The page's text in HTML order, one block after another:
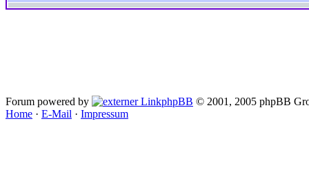
Forum powered by phpBB © 2001, 2005 phpBB
Home · E-Mail · Impressum